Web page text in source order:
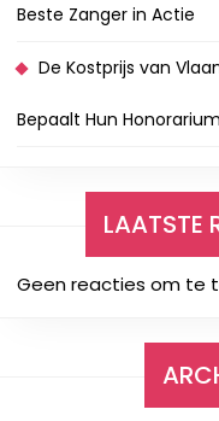
Beste Zanger in Actie
De Kostprijs van
Bepaalt Hun
LAATSTE
Geen reacties om te